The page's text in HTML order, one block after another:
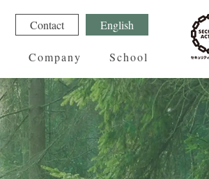
Contact English
Company School